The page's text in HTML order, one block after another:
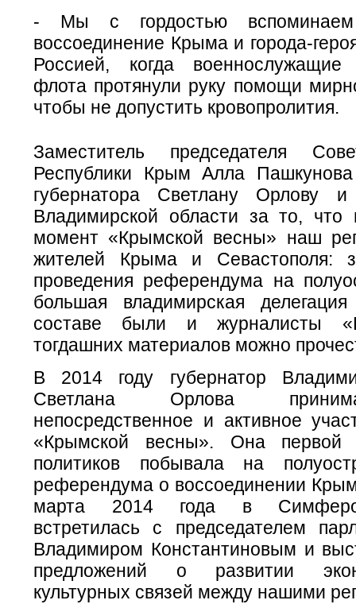
- Мы с гордостью вспоминаем
воссоединение Крыма и города-
Россией, когда военнослужащие
флота протянули руку помощи
чтобы не допустить кровопролития.
Заместитель председателя
Республики Крым Алла Пашкунова
губернатора Светлану Орлову
Владимирской области за то, что
момент «Крымской весны» наш
жителей Крыма и Севастополя:
проведения референдума на
большая владимирская
составе были и журналисты
тогдашних материалов можно
В 2014 году губернатор
Светлана Орлова
непосредственное и активное
«Крымской весны». Она первой
политиков побывала на
референдума о воссоединении
марта 2014 года в
встретилась с председателем
Владимиром Константиновым и
предложений о развитии
культурных связей между нашими